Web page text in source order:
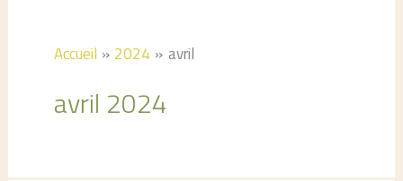
Accueil 2024 avril
avril 2024